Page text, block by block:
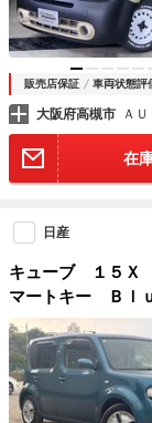
販売店保証 車両状態評
大阪府高槻市
在
日産
キューブ １５
マートキー Ｂｌ